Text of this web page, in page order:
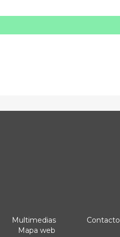
Multimedias Contacto
Mapa web